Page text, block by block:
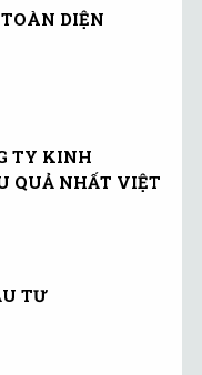
DIỆN
TY KINH
QUẢ NHẤT VIỆT
TƯ